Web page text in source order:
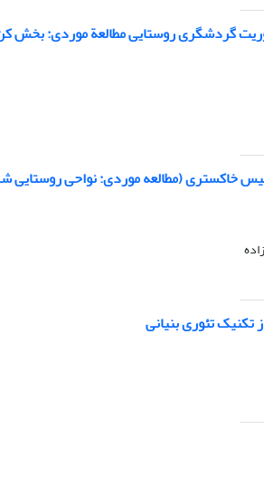
گردشگری روستایی مطالعة موردی: بخش
خاکستری (مطالعه موردی: نواحی روستایی
تئوری بنیانی